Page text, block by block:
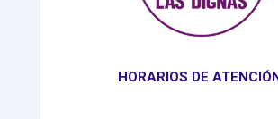
HORARIOS DE